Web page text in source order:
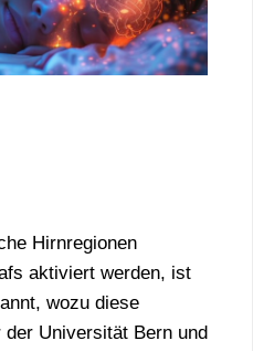
Hirnregionen
aktiviert werden, ist
wozu diese
Universität Bern und